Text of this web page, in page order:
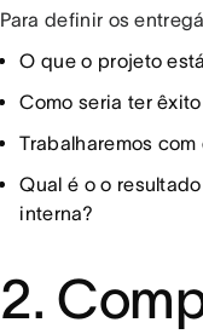
Para definir os
O que o projeto
Como seria ter
Trabalharemos
Qual é o o
interna?
2.